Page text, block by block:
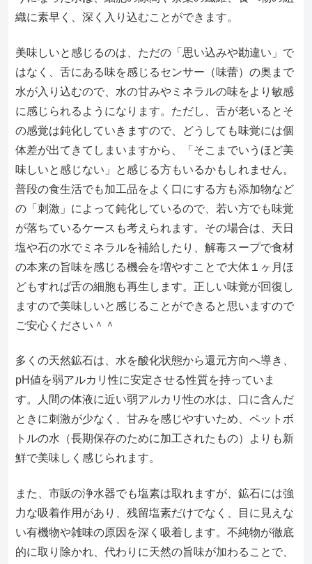
織に素早く、深く入り込むことができます。
美味しいと感じるのは、ただの「思い込みや勘違い」で
はなく、舌にある味を感じるセンサー（味蕾）の奥まで
水が入り込むので、水の甘みやミネラルの味をより敏感
に感じられるようになります。ただし、舌が老いるとそ
の感覚は鈍化していきますので、どうしても味覚には個
体差が出てきてしまいますから、「そこまでいうほど美
味しいと感じない」と感じる方もいるかもしれません。
普段の食生活でも加工品をよく口にする方も添加物など
の「刺激」によって鈍化しているので、若い方でも味覚
が落ちているケースも考えられます。その場合は、天日
塩や石の水でミネラルを補給したり、解毒スープで食材
の本来の旨味を感じる機会を増やすことで大体１ヶ月ほ
どもすれば舌の細胞も再生します。正しい味覚が回復し
ますので美味しいと感じることができると思いますので
ご安心ください＾＾
多くの天然鉱石は、水を酸化状態から還元方向へ導き、
pH値を弱アルカリ性に安定させる性質を持っていま
す。人間の体液に近い弱アルカリ性の水は、口に含んだ
ときに刺激が少なく、甘みを感じやすいため、ペットボ
トルの水（長期保存のために加工されたもの）よりも新
鮮で美味しく感じられます。
また、市販の浄水器でも塩素は取れますが、鉱石には強
力な吸着作用があり、残留塩素だけでなく、目に見えな
い有機物や雑味の原因を深く吸着します。不純物が徹底
的に取り除かれ、代わりに天然の旨味が加わることで、